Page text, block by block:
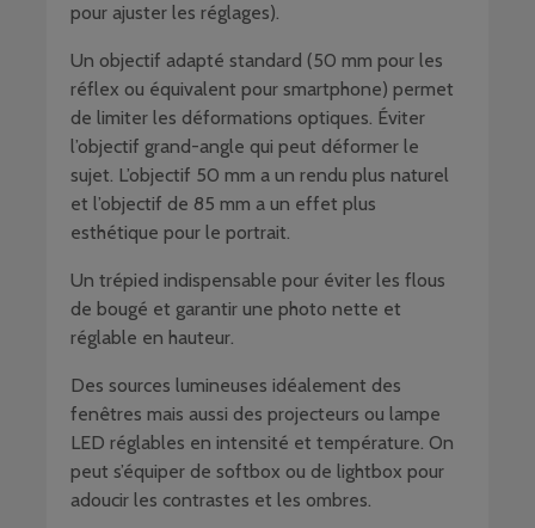
pour ajuster les réglages).
Un objectif adapté standard (50 mm pour les
réflex ou équivalent pour smartphone) permet
de limiter les déformations optiques. Éviter
l’objectif grand-angle qui peut déformer le
sujet. L’objectif 50 mm a un rendu plus naturel
et l’objectif de 85 mm a un effet plus
esthétique pour le portrait.
Un trépied indispensable pour éviter les flous
de bougé et garantir une photo nette et
réglable en hauteur.
Des sources lumineuses idéalement des
fenêtres mais aussi des projecteurs ou lampe
LED réglables en intensité et température. On
peut s’équiper de softbox ou de lightbox pour
adoucir les contrastes et les ombres.